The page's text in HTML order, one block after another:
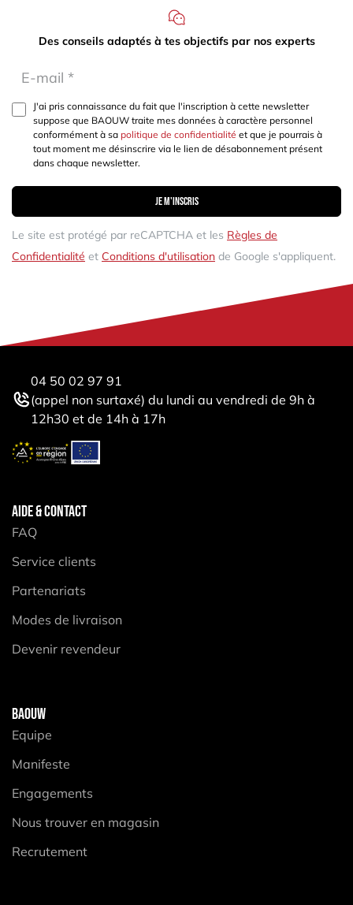
Des conseils adaptés à tes objectifs par nos experts
J'ai pris connaissance du fait que l'inscription à cette newsletter
suppose que BAOUW traite mes données à caractère personnel
conformément à sa politique de confidentialité et que je pourrais à
tout moment me désinscrire via le lien de désabonnement présent
dans chaque newsletter.
Je m'inscris
Le site est protégé par reCAPTCHA et les Règles de
Confidentialité et Conditions d'utilisation de Google s'appliquent.
04 50 02 97 91
(appel non surtaxé) du lundi au vendredi de 9h à
12h30 et de 14h à 17h
AIDE & CONTACT
FAQ
Service clients
Partenariats
Modes de livraison
Devenir revendeur
BAOUW
Equipe
Manifeste
Engagements
Nous trouver en magasin
Recrutement